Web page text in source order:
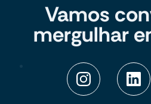
Vamos
mergulhar